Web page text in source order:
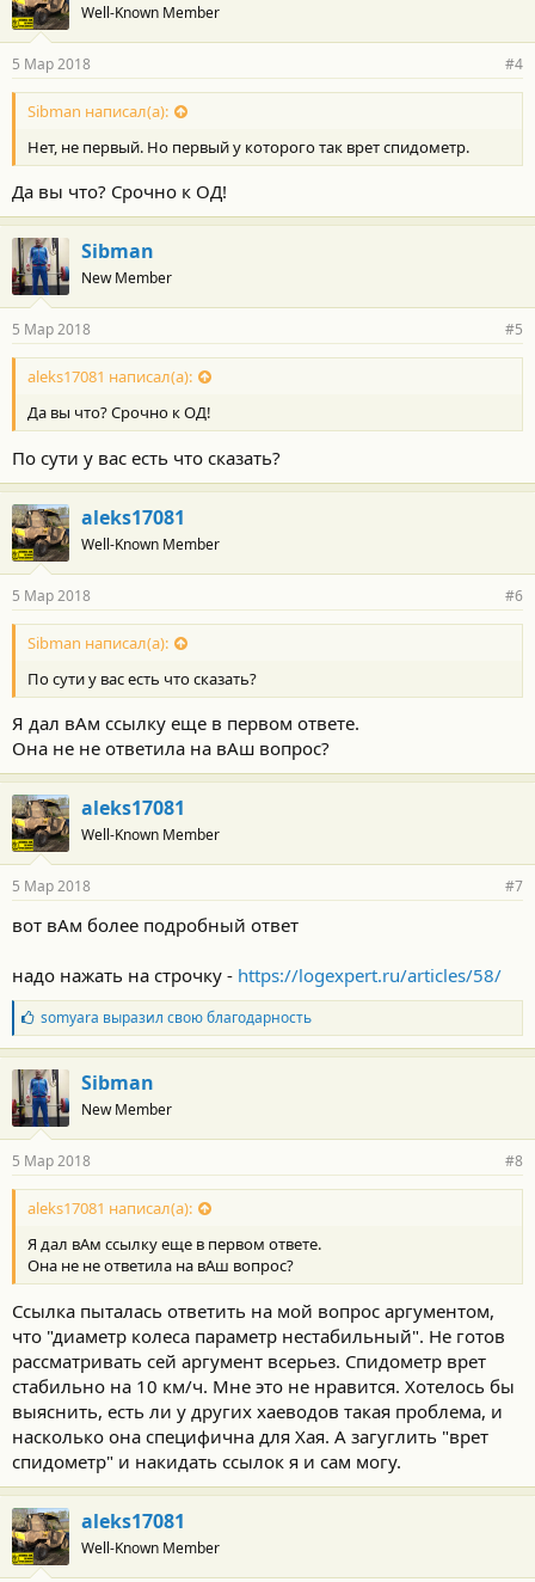
Well-Known Member
5 Мар 2018 #4
Sibman написал(а):
Нет, не первый. Но первый у которого так врет спидометр.
Да вы что? Срочно к ОД!
Sibman
New Member
5 Мар 2018 #5
aleks17081 написал(а):
Да вы что? Срочно к ОД!
По сути у вас есть что сказать?
aleks17081
Well-Known Member
5 Мар 2018 #6
Sibman написал(а):
По сути у вас есть что сказать?
Я дал вАм ссылку еще в первом ответе.
Она не не ответила на вАш вопрос?
aleks17081
Well-Known Member
5 Мар 2018 #7
вот вАм более подробный ответ
надо нажать на строчку - https://logexpert.ru/articles/58/
Б
л
а
г
о
д
а
н
о
с
и
:
somyara выразил свою благодарность
Sibman
New Member
5 Мар 2018 #8
aleks17081 написал(а):
Я дал вАм ссылку еще в первом ответе.
Она не не ответила на вАш вопрос?
Ссылка пыталась ответить на мой вопрос аргументом,
что "диаметр колеса параметр нестабильный". Не готов
рассматривать сей аргумент всерьез. Спидометр врет
стабильно на 10 км/ч. Мне это не нравится. Хотелось бы
выяснить, есть ли у других хаеводов такая проблема, и
насколько она специфична для Хая. А загуглить "врет
спидометр" и накидать ссылок я и сам могу.
aleks17081
Well-Known Member